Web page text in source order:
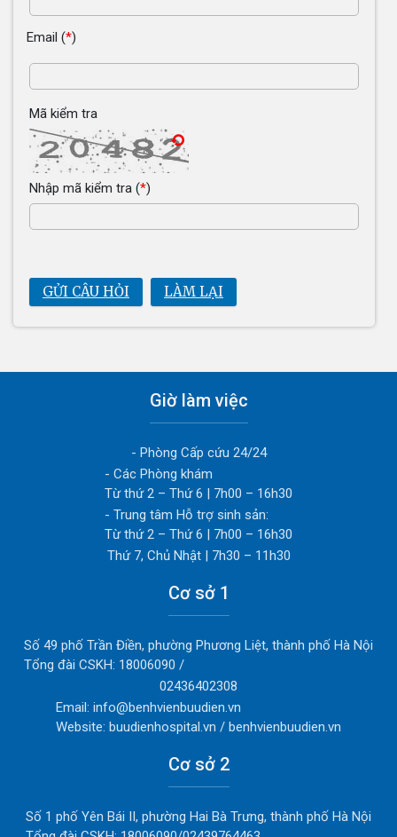
Email (*)
Mã kiểm tra
Nhập mã kiểm tra (*)
GỬI CÂU HỎI LÀM LẠI
Giờ làm việc
- Phòng Cấp cứu 24/24
- Các Phòng khám
Từ thứ 2 – Thứ 6 | 7h00 – 16h30
- Trung tâm Hỗ trợ sinh sản:
Từ thứ 2 – Thứ 6 | 7h00 – 16h30
Thứ 7, Chủ Nhật | 7h30 – 11h30
Cơ sở 1
Số 49 phố Trần Điền, phường Phương Liệt, thành phố Hà Nội
Tổng đài CSKH: 18006090 /
02436402308
Email: info@benhvienbuudien.vn
Website: buudienhospital.vn / benhvienbuudien.vn
Cơ sở 2
Số 1 phố Yên Bái II, phường Hai Bà Trưng, thành phố Hà Nội